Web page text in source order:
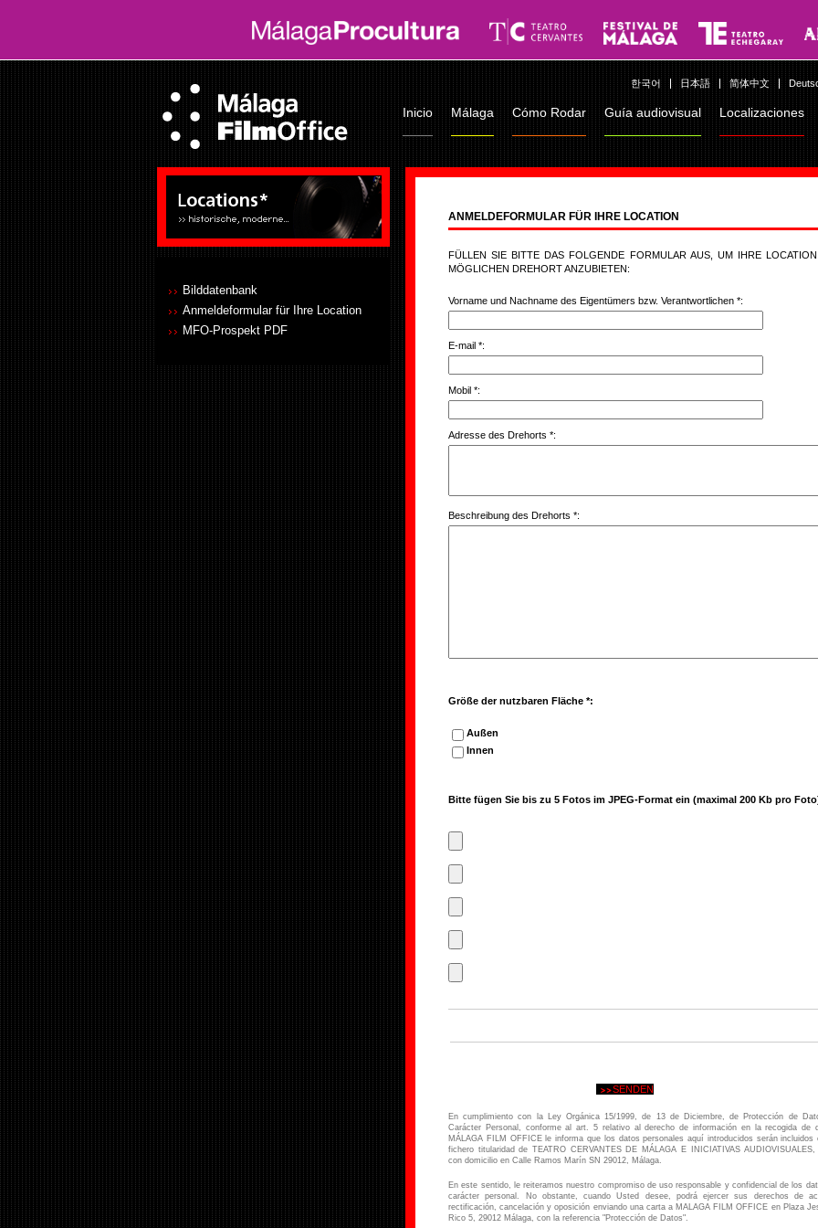
简体中文
日本語
한국어
Inicio Málaga Cómo Rodar Guía audiovisual Localizaciones
Bilddatenbank
Anmeldeformular für Ihre Location
MFO-Prospekt PDF
ANMELDEFORMULAR FÜR IHRE LOCATION
FÜLLEN SIE BITTE DAS FOLGENDE FORMULAR AUS, UM IHRE
MÖGLICHEN DREHORT ANZUBIETEN:
Vorname und Nachname des Eigentümers bzw. Verantwortlichen *:
E-mail *:
Mobil *:
Adresse des Drehorts *:
Beschreibung des Drehorts *:
Größe der nutzbaren Fläche *:
Außen
Innen
Bitte fügen Sie bis zu 5 Fotos im JPEG-Format ein (maximal 200 Kb pro
En cumplimiento con la Ley Orgánica 15/1999, de 13 de Diciembre, de Protección de
Carácter Personal, conforme al art. 5 relativo al derecho de información en la recogida de
MÁLAGA FILM OFFICE le informa que los datos personales aquí introducidos serán incluidos
fichero titularidad de TEATRO CERVANTES DE MÁLAGA E INICIATIVAS
con domicilio en Calle Ramos Marín SN 29012, Málaga.
En este sentido, le reiteramos nuestro compromiso de uso responsable y confidencial de los
carácter personal. No obstante, cuando Usted desee, podrá ejercer sus derechos de
rectificación, cancelación y oposición enviando una carta a MALAGA FILM OFFICE en Plaza
Rico 5, 29012 Málaga, con la referencia "Protección de Datos".